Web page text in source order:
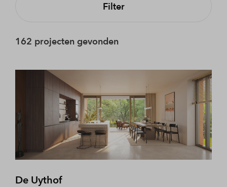
Filter
162 projecten gevonden
De Uythof